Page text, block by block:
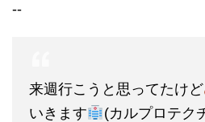
--
来週行こうと思ってたけど
いきます
(カルプロテク